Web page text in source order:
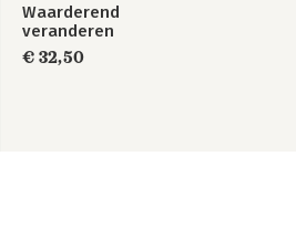
Waarderend
veranderen
€ 32,50